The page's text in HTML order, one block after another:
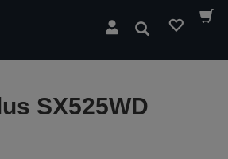
Buscar
SX525WD